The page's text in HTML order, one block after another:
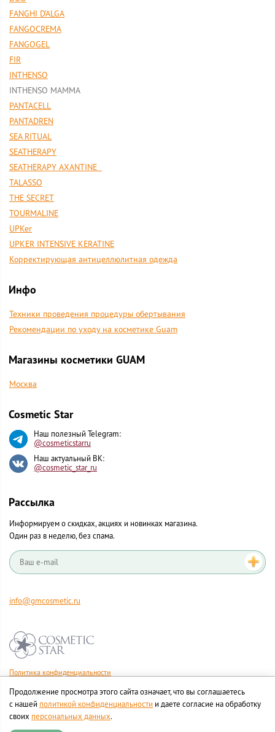
FANGHI D’ALGA
FANGOCREMA
FANGOGEL
FIR
INTHENSO
INTHENSO MAMMA
PANTACELL
PANTADREN
SEA RITUAL
SEATHERAPY
SEATHERAPY AXANTINE
TALASSO
THE SECRET
TOURMALINE
UPKer
UPKER INTENSIVE KERATINE
Корректирующая антицеллюлитная одежда
Инфо
Техники проведения процедуры обертывания
Рекомендации по уходу на косметике Guam
Магазины косметики GUAM
Москва
Cosmetic Star
Наш полезный Telegram:
@cosmeticstarru
Наш актуальный ВК:
@cosmetic_star_ru
Рассылка
Информируем о скидках, акциях и новинках магазина.
Один раз в неделю, без спама.
Политика конфиденциальности
Согласие на обработку персональных данных
info@gmcosmetic.ru
Продолжение просмотра этого сайта означает, что вы соглашаетесь
с нашей политикой конфиденциальности и даете согласие на обработку
своих персональных данных.